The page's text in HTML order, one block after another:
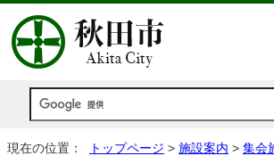
現在の位置： トップページ > 施設案内 > 集会